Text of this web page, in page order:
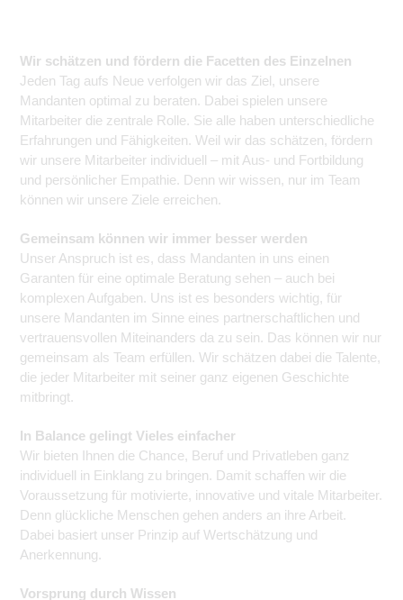
Wir schätzen und fördern die Facetten des Einzelnen
Jeden Tag aufs Neue verfolgen wir das Ziel, unsere
Mandanten optimal zu beraten. Dabei spielen unsere
Mitarbeiter die zentrale Rolle. Sie alle haben unterschiedliche
Erfahrungen und Fähigkeiten. Weil wir das schätzen, fördern
wir unsere Mitarbeiter individuell – mit Aus- und Fortbildung
und persönlicher Empathie. Denn wir wissen, nur im Team
können wir unsere Ziele erreichen.
Gemeinsam können wir immer besser werden
Unser Anspruch ist es, dass Mandanten in uns einen
Garanten für eine optimale Beratung sehen – auch bei
komplexen Aufgaben. Uns ist es besonders wichtig, für
unsere Mandanten im Sinne eines partnerschaftlichen und
vertrauensvollen Miteinanders da zu sein. Das können wir nur
gemeinsam als Team erfüllen. Wir schätzen dabei die Talente,
die jeder Mitarbeiter mit seiner ganz eigenen Geschichte
mitbringt.
In Balance gelingt Vieles einfacher
Wir bieten Ihnen die Chance, Beruf und Privatleben ganz
individuell in Einklang zu bringen. Damit schaffen wir die
Voraussetzung für motivierte, innovative und vitale Mitarbeiter.
Denn glückliche Menschen gehen anders an ihre Arbeit.
Dabei basiert unser Prinzip auf Wertschätzung und
Anerkennung.
Vorsprung durch Wissen